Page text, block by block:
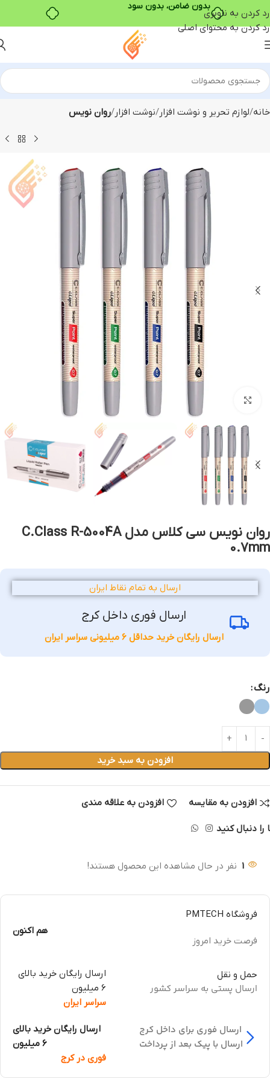
بدون ضامن، بدون سود
رد کردن به ناوبری
رد کردن به محتوای اصلی
خانه لوازم تحریر و نوشت افزار نوشت افزار روان نویس
بزرگنمایی تصویر
روان نویس سی کلاس مدل C.Class R-5004A
0.7mm
ارسال به تمام نقاط ایران
ارسال فوری داخل کرج
ارسال رایگان خرید حداقل 6 میلیونی سراسر ایران
رنگ
افزودن به سبد خرید
افزودن به مقایسه افزودن به علاقه مندی
را دنبال کنید
1 نفر در حال مشاهده این محصول هستند!
فروشگاه PMTECH
فرصت خرید امروز
هم اکنون
حمل و نقل
ارسال پستی به سراسر کشور
ارسال رایگان خرید بالای
6 میلیون
سراسر ایران
ارسال فوری برای داخل کرج
ارسال با پیک بعد از پرداخت
ارسال رایگان خرید بالای
6 میلیون
فوری در کرج